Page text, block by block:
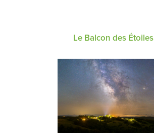
Le Balcon des Étoiles